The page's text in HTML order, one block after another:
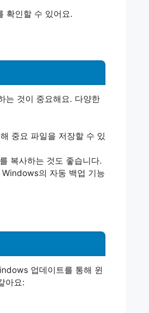
확인할 수 있어요.
는 것이 중요해요. 다양한
중요 파일을 저장할 수 있
복사하는 것도 좋습니다.
Windows의 자동 백업 기능
업데이트를 통해 윈
아요: